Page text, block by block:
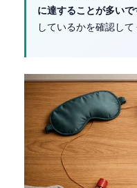
に達することが多いで
しているかを確認し
简体中文
فارسی
Български
Dansk
Nederlands
Bahasa Indonesia
Հայերեն